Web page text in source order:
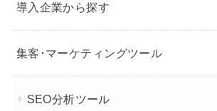
導入企業から探す
集客･マーケティングツール
SEO分析ツール